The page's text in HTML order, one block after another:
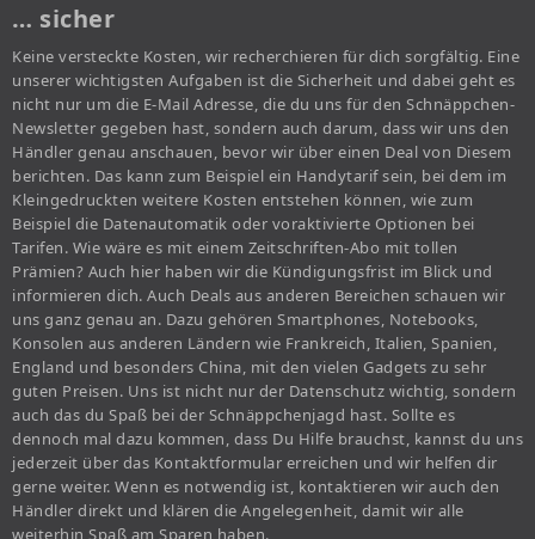
… sicher
Keine versteckte Kosten, wir recherchieren für dich sorgfältig. Eine
unserer wichtigsten Aufgaben ist die Sicherheit und dabei geht es
nicht nur um die E-Mail Adresse, die du uns für den Schnäppchen-
Newsletter gegeben hast, sondern auch darum, dass wir uns den
Händler genau anschauen, bevor wir über einen Deal von Diesem
berichten. Das kann zum Beispiel ein Handytarif sein, bei dem im
Kleingedruckten weitere Kosten entstehen können, wie zum
Beispiel die Datenautomatik oder voraktivierte Optionen bei
Tarifen. Wie wäre es mit einem Zeitschriften-Abo mit tollen
Prämien? Auch hier haben wir die Kündigungsfrist im Blick und
informieren dich. Auch Deals aus anderen Bereichen schauen wir
uns ganz genau an. Dazu gehören Smartphones, Notebooks,
Konsolen aus anderen Ländern wie Frankreich, Italien, Spanien,
England und besonders China, mit den vielen Gadgets zu sehr
guten Preisen. Uns ist nicht nur der Datenschutz wichtig, sondern
auch das du Spaß bei der Schnäppchenjagd hast. Sollte es
dennoch mal dazu kommen, dass Du Hilfe brauchst, kannst du uns
jederzeit über das Kontaktformular erreichen und wir helfen dir
gerne weiter. Wenn es notwendig ist, kontaktieren wir auch den
Händler direkt und klären die Angelegenheit, damit wir alle
weiterhin Spaß am Sparen haben.